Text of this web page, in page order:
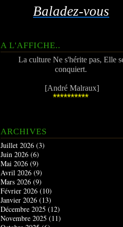
Baladez-vous
A L'AFFICHE..
La culture Ne s'hérite pas, Elle
conquiert.
[André Malraux]
**********
ARCHIVES
Juillet 2026 (3)
Juin 2026 (6)
Mai 2026 (9)
Avril 2026 (9)
Mars 2026 (9)
Février 2026 (10)
Janvier 2026 (13)
Décembre 2025 (12)
Novembre 2025 (11)